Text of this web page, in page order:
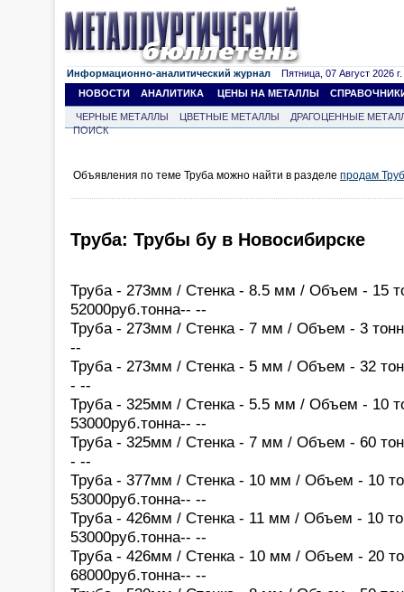
Информационно-аналитический журнал Пятница, 07 Август 2026 г.
НОВОСТИ
АНАЛИТИКА ЦЕНЫ НА МЕТАЛЛЫ
ЧЕРНЫЕ МЕТАЛЛЫ ЦВЕТНЫЕ МЕТАЛЛЫ
ДРАГОЦЕННЫЕ
ПОИСК
Объявления по теме Труба можно найти в разделе продам
Труба: Трубы бу в Новосибирске
Труба - 273мм / Стенка - 8.5 мм / Объем - 15
52000руб.тонна-- --
Труба - 273мм / Стенка - 7 мм / Объем - 3
--
Труба - 273мм / Стенка - 5 мм / Объем - 32
- --
Труба - 325мм / Стенка - 5.5 мм / Объем - 10
53000руб.тонна-- --
Труба - 325мм / Стенка - 7 мм / Объем - 60
- --
Труба - 377мм / Стенка - 10 мм / Объем - 10
53000руб.тонна-- --
Труба - 426мм / Стенка - 11 мм / Объем - 10
53000руб.тонна-- --
Труба - 426мм / Стенка - 10 мм / Объем - 20
68000руб.тонна-- --